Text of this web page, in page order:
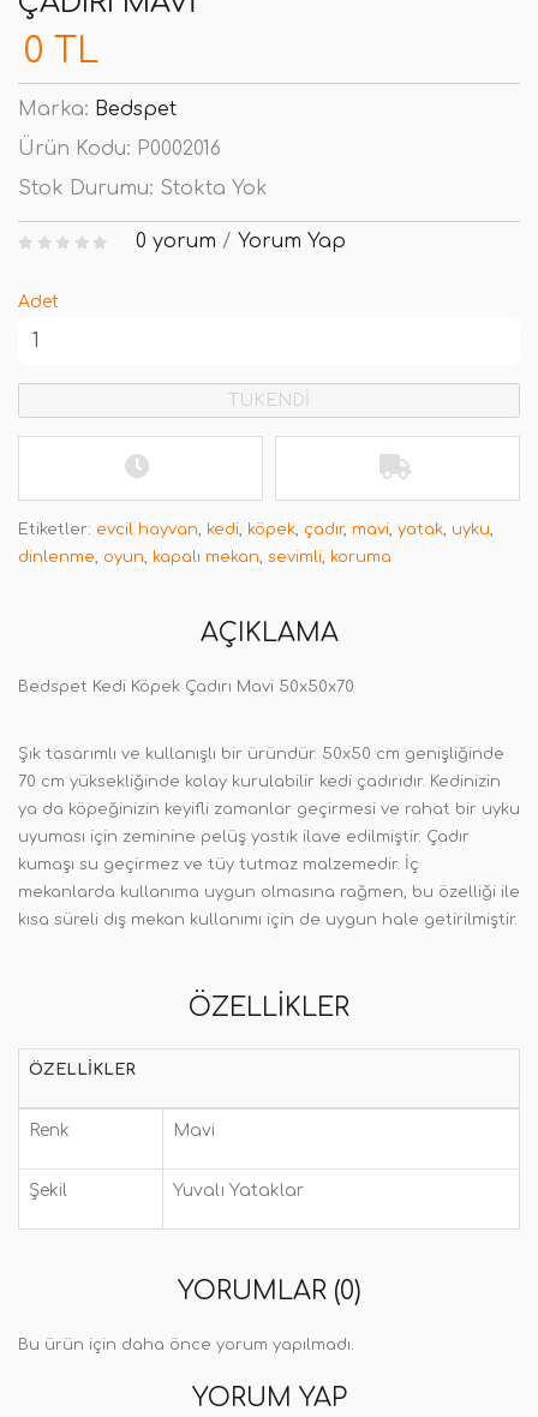
0 TL
Marka: Bedspet
Ürün Kodu: P0002016
Stok Durumu: Stokta Yok
0 yorum / Yorum Yap
Adet
TÜKENDİ
Etiketler: evcil hayvan, kedi, köpek, çadır, mavi, yatak, uyku,
dinlenme, oyun, kapalı mekan, sevimli, koruma
AÇIKLAMA
Bedspet Kedi Köpek Çadırı Mavi 50x50x70
Şık tasarımlı ve kullanışlı bir üründür.​ 50x50 cm genişliğinde
70 cm yüksekliğinde kolay kurulabilir kedi çadırıdır. Kedinizin
ya da köpeğinizin keyifli zamanlar geçirmesi ve rahat bir uyku
uyuması için zeminine pelüş yastık ilave edilmiştir. Çadır
kumaşı su geçirmez ve tüy tutmaz malzemedir. İç
mekanlarda kullanıma uygun olmasına rağmen, bu özelliği ile
kısa süreli dış mekan kullanımı için de uygun hale getirilmiştir.
ÖZELLIKLER
ÖZELLIKLER
Renk Mavi
Şekil Yuvalı Yataklar
YORUMLAR (0)
Bu ürün için daha önce yorum yapılmadı.
YORUM YAP